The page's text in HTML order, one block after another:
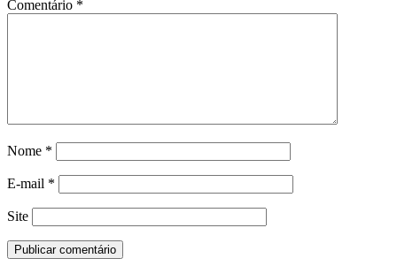
Comentário *
Nome *
E-mail *
Site